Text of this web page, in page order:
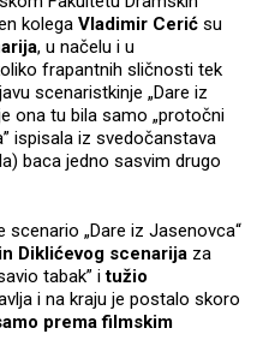
kolega Vladimir Cerić su
, u načelu i u
frapantnih sličnosti tek
scenaristkinje „Dare iz
ona tu bila samo „protočni
ispisala iz svedočanstava
baca jedno sasvim drugo
„Dare iz Jasenovca“
Diklićevog scenarija za
tabak” itužio
i na kraju je postalo skoro
prema filmskim